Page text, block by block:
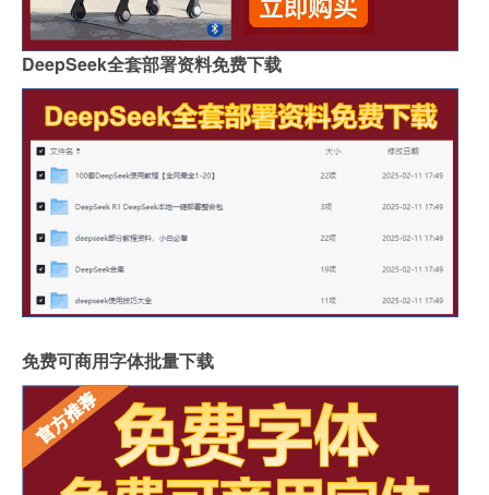
DeepSeek全套部署资料免费下载
免费可商用字体批量下载